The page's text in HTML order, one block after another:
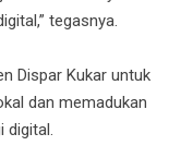
tegasnya.
Dispar Kukar untuk
dan memadukan
digital.